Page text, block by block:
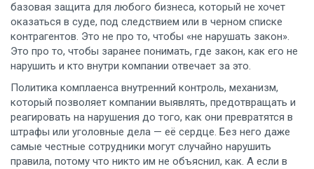
базовая защита для любого бизнеса, который не хочет
оказаться в суде, под следствием или в черном списке
контрагентов. Это не про то, чтобы «не нарушать закон».
Это про то, чтобы заранее понимать, где закон, как его не
нарушить и кто внутри компании отвечает за это.
Политика комплаенса внутренний контроль, механизм,
который позволяет компании выявлять, предотвращать и
реагировать на нарушения до того, как они превратятся в
штрафы или уголовные дела — её сердце. Без него даже
самые честные сотрудники могут случайно нарушить
правила, потому что никто им не объяснил, как. А если в